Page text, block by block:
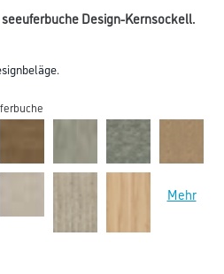
Design-Kernsockell.
Mehr